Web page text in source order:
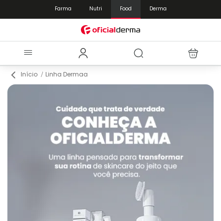
Farma Nutri Food Derma
Início Linha Dermaa